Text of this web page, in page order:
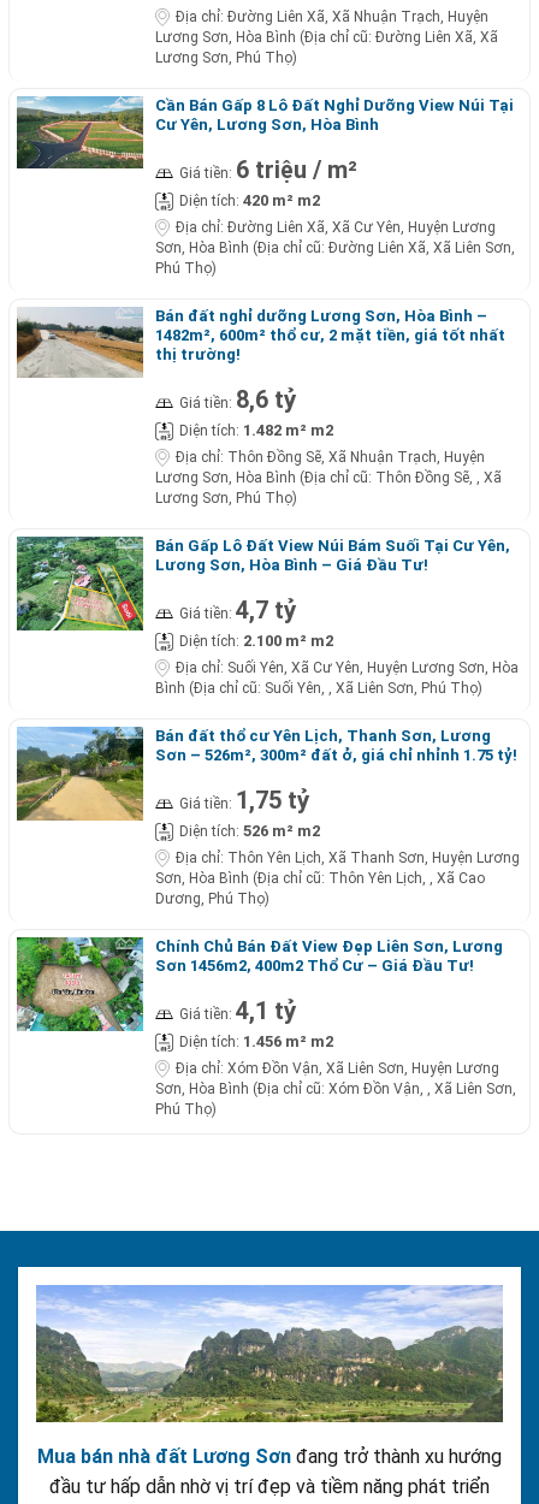
Địa chỉ: Đường Liên Xã, Xã Nhuận Trạch, Huyện
Lương Sơn, Hòa Bình (Địa chỉ cũ: Đường Liên Xã, Xã
Lương Sơn, Phú Thọ)
Cần Bán Gấp 8 Lô Đất Nghỉ Dưỡng View Núi Tại
Cư Yên, Lương Sơn, Hòa Bình
Giá tiền: 6 triệu / m²
Diện tích: 420 m² m2
Địa chỉ: Đường Liên Xã, Xã Cư Yên, Huyện Lương
Sơn, Hòa Bình (Địa chỉ cũ: Đường Liên Xã, Xã Liên Sơn,
Phú Thọ)
Bán đất nghỉ dưỡng Lương Sơn, Hòa Bình –
1482m², 600m² thổ cư, 2 mặt tiền, giá tốt nhất
thị trường!
Giá tiền: 8,6 tỷ
Diện tích: 1.482 m² m2
Địa chỉ: Thôn Đồng Sẽ, Xã Nhuận Trạch, Huyện
Lương Sơn, Hòa Bình (Địa chỉ cũ: Thôn Đồng Sẽ, , Xã
Lương Sơn, Phú Thọ)
Bán Gấp Lô Đất View Núi Bám Suối Tại Cư Yên,
Lương Sơn, Hòa Bình – Giá Đầu Tư!
Giá tiền: 4,7 tỷ
Diện tích: 2.100 m² m2
Địa chỉ: Suối Yên, Xã Cư Yên, Huyện Lương Sơn, Hòa
Bình (Địa chỉ cũ: Suối Yên, , Xã Liên Sơn, Phú Thọ)
Bán đất thổ cư Yên Lịch, Thanh Sơn, Lương
Sơn – 526m², 300m² đất ở, giá chỉ nhỉnh 1.75 tỷ!
Giá tiền: 1,75 tỷ
Diện tích: 526 m² m2
Địa chỉ: Thôn Yên Lịch, Xã Thanh Sơn, Huyện Lương
Sơn, Hòa Bình (Địa chỉ cũ: Thôn Yên Lịch, , Xã Cao
Dương, Phú Thọ)
Chính Chủ Bán Đất View Đẹp Liên Sơn, Lương
Sơn 1456m2, 400m2 Thổ Cư – Giá Đầu Tư!
Giá tiền: 4,1 tỷ
Diện tích: 1.456 m² m2
Địa chỉ: Xóm Đồn Vận, Xã Liên Sơn, Huyện Lương
Sơn, Hòa Bình (Địa chỉ cũ: Xóm Đồn Vận, , Xã Liên Sơn,
Phú Thọ)
Mua bán nhà đất Lương Sơn đang trở thành xu hướng
đầu tư hấp dẫn nhờ vị trí đẹp và tiềm năng phát triển